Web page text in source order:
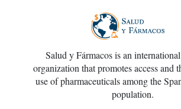
Salud y Fármacos is an
organization that promotes access and
use of pharmaceuticals among the
population.